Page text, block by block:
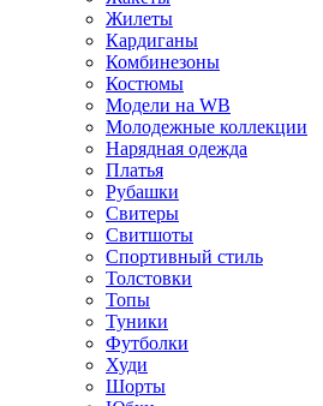
Жилеты
Кардиганы
Комбинезоны
Костюмы
Модели на WB
Молодежные коллекции
Нарядная одежда
Платья
Рубашки
Свитеры
Свитшоты
Спортивный стиль
Толстовки
Топы
Туники
Футболки
Худи
Шорты